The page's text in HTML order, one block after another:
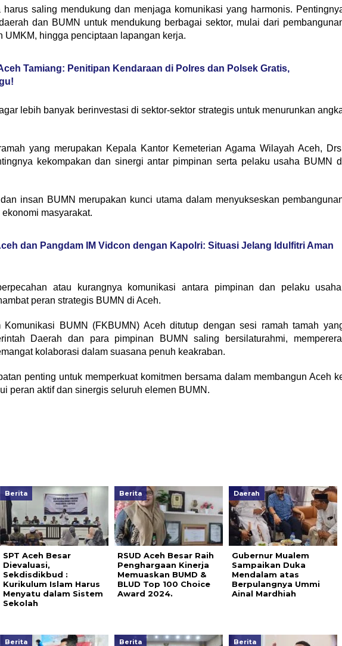
harus saling mendukung dan menjaga komunikasi yang harmonis.
dan BUMN untuk mendukung berbagai sektor, mulai dari
UMKM, hingga penciptaan lapangan kerja.
Tamiang: Penitipan Kendaraan di Polres dan Polsek Gratis,
lebih banyak berinvestasi di sektor-sektor strategis untuk menurunkan
yang merupakan Kepala Kantor Kemeterian Agama Wilayah Aceh,
kekompakan dan sinergi antar pimpinan serta pelaku usaha BUMN
insan BUMN merupakan kunci utama dalam menyukseskan
masyarakat.
dan Pangdam IM Vidcon dengan Kapolri: Situasi Jelang Idulfitri Aman
atau kurangnya komunikasi antara pimpinan dan pelaku
peran strategis BUMN di Aceh.
BUMN (FKBUMN) Aceh ditutup dengan sesi ramah tamah
Daerah dan para pimpinan BUMN saling bersilaturahmi,
kolaborasi dalam suasana penuh keakraban.
penting untuk memperkuat komitmen bersama dalam membangun Aceh
peran aktif dan sinergis seluruh elemen BUMN.
Berita
SPT Aceh Besar
Dievaluasi,
Sekdisdikbud :
Kurikulum Islam Harus
Menyatu dalam Sistem
Sekolah
Berita
RSUD Aceh Besar Raih
Penghargaan Kinerja
Memuaskan BUMD &
BLUD Top 100 Choice
Award 2024.
Daerah
Gubernur Mualem
Sampaikan Duka
Mendalam atas
Berpulangnya Ummi
Ainal Mardhiah
Berita Berita Berita